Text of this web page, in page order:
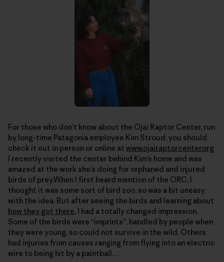
For those who don’t know about the Ojai Raptor Center, run
by long-time Patagonia employee Kim Stroud, you should
check it out in person or online at www.ojairaptorcenter.org
I recently visited the center behind Kim’s home and was
amazed at the work she’s doing for orphaned and injured
birds of prey.When I first heard mention of the ORC, I
thought it was some sort of bird zoo, so was a bit uneasy
with the idea. But after seeing the birds and learning about
how they got there, I had a totally changed impression.
Some of the birds were “imprints”, handled by people when
they were young, so could not survive in the wild. Others
had injuries from causes ranging from flying into an electric
wire to being hit by a paintball…